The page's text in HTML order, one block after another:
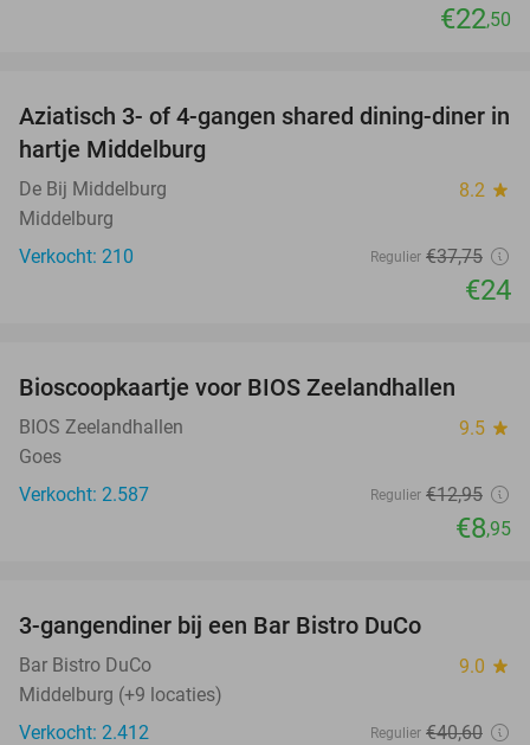
€22,50
36%
Aziatisch 3- of 4-gangen shared dining-diner in
hartje Middelburg
De Bij Middelburg 8.2 star
Middelburg
Verkocht: 210
Regulier €37,75
€24
Bioscoopkaartje voor BIOS Zeelandhallen
BIOS Zeelandhallen 9.5 star
Goes
Verkocht: 2.587
Regulier €12,95
€8,95
3-gangendiner bij een Bar Bistro DuCo
Bar Bistro DuCo 9.0 star
Middelburg (+9 locaties)
Verkocht: 2.412
Regulier €40,60